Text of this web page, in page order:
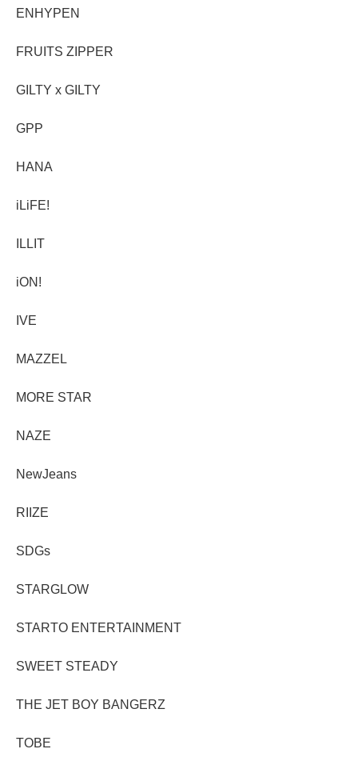
ENHYPEN
FRUITS ZIPPER
GILTY x GILTY
GPP
HANA
iLiFE!
ILLIT
iON!
IVE
MAZZEL
MORE STAR
NAZE
NewJeans
RIIZE
SDGs
STARGLOW
STARTO ENTERTAINMENT
SWEET STEADY
THE JET BOY BANGERZ
TOBE